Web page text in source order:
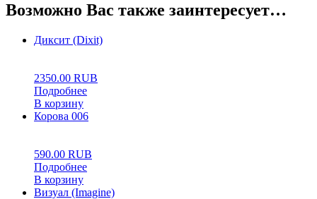
Возможно Вас также заинтересует…
Диксит (Dixit)
2350.00 RUB
Подробнее
В корзину
Корова 006
590.00 RUB
Подробнее
В корзину
Визуал (Imagine)